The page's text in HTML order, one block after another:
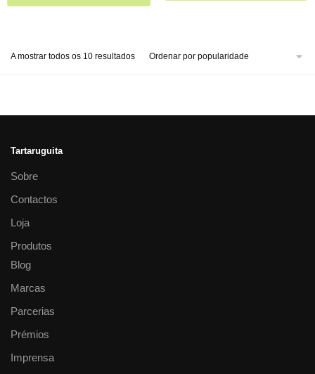
A mostrar todos os 10 resultados
Tartaruguita
Sobre
Contactos
Loja
Produtos
Blog
Marcas
Parcerias
Prémios
Imprensa